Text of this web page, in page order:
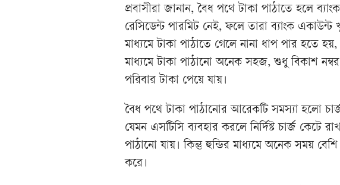
প্রবাসীরা জানান, বৈধ পথে টাকা পাঠাতে হলে
রেসিডেন্ট পারমিট নেই, ফলে তারা ব্যাংক
মাধ্যমে টাকা পাঠাতে গেলে নানা ধাপ পার হতে
মাধ্যমে টাকা পাঠানো অনেক সহজ, শুধু বিকাশ
পরিবার টাকা পেয়ে যায়।
বৈধ পথে টাকা পাঠানোর আরেকটি সমস্যা হলো
যেমন এসটিসি ব্যবহার করলে নির্দিষ্ট চার্জ কেটে
পাঠানো যায়। কিন্তু হুন্ডির মাধ্যমে অনেক সময়
করে।